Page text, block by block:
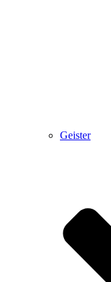
Geister